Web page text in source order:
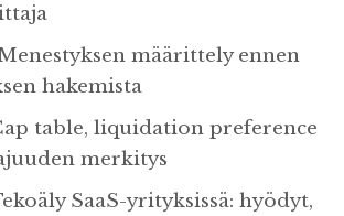
määrittely ennen
hakemista
table, liquidation preference
merkitys
SaaS-yrityksissä: hyödyt,